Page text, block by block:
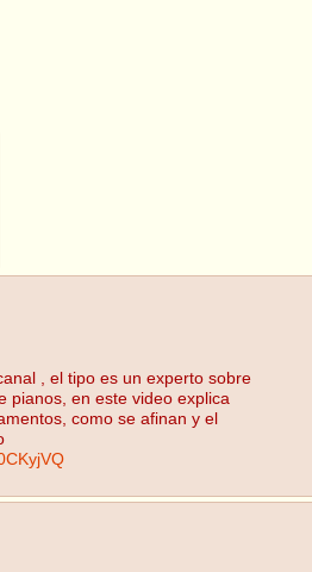
, el tipo es un experto sobre
pianos, en este video explica
como se afinan y el